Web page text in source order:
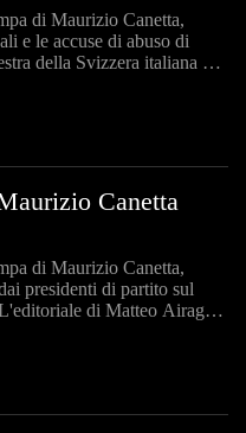
di Maurizio Canetta,
e le accuse di abuso di
della Svizzera italiana e
Canetta
di Maurizio Canetta,
presidenti di partito sul
di Matteo Airaghi